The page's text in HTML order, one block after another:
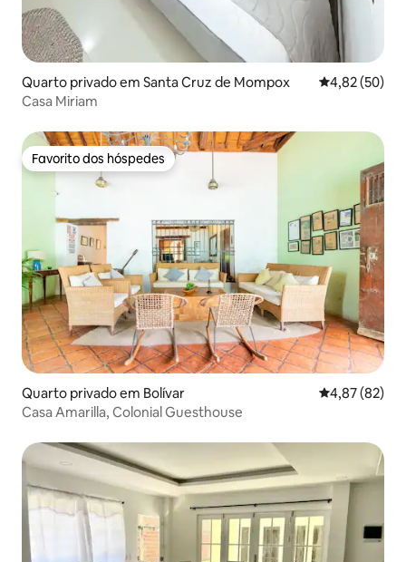
Quarto privado em Santa Cruz de Mompox Classificação
4,82 (50)
Casa Miriam
Favorito dos hóspedes
Favorito dos hóspedes
Quarto privado em Bolívar Classificação
4,87 (82)
Casa Amarilla, Colonial Guesthouse